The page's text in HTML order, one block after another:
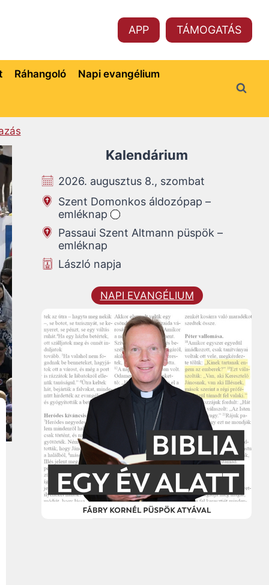
APP TÁMOGATÁS
Ráhangoló Napi evangélium
Kalendárium
2026. augusztus 8., szombat
Szent Domonkos áldozópap –
emléknap
Passaui Szent Altmann püspök –
emléknap
László napja
NAPI EVANGÉLIUM